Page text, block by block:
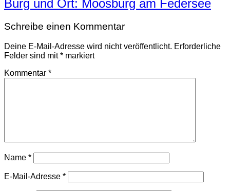
Burg und Ort: Moosburg am Federsee
Schreibe einen Kommentar
Deine E-Mail-Adresse wird nicht veröffentlicht. Erforderliche
Felder sind mit* markiert
Kommentar *
Name *
E-Mail-Adresse *